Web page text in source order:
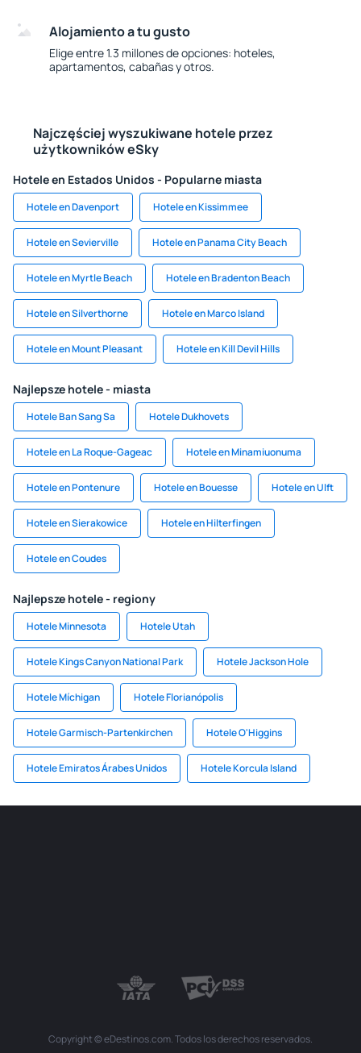
Alojamiento a tu gusto
Elige entre 1.3 millones de opciones: hoteles,
apartamentos, cabañas y otros.
Najczęściej wyszukiwane hotele przez
użytkowników eSky
Hotele en Estados Unidos - Popularne miasta
Hotele en Davenport Hotele en Kissimmee
Hotele en Sevierville Hotele en Panama City Beach
Hotele en Myrtle Beach Hotele en Bradenton Beach
Hotele en Silverthorne Hotele en Marco Island
Hotele en Mount Pleasant Hotele en Kill Devil Hills
Najlepsze hotele - miasta
Hotele Ban Sang Sa Hotele Dukhovets
Hotele en La Roque-Gageac Hotele en Minamiuonuma
Hotele en Pontenure Hotele en Bouesse Hotele en Ulft
Hotele en Sierakowice Hotele en Hilterfingen
Hotele en Coudes
Najlepsze hotele - regiony
Hotele Minnesota Hotele Utah
Hotele Kings Canyon National Park Hotele Jackson Hole
Hotele Míchigan Hotele Florianópolis
Hotele Garmisch-Partenkirchen Hotele O'Higgins
Hotele Emiratos Árabes Unidos Hotele Korcula Island
Copyright © eDestinos.com. Todos los derechos reservados.